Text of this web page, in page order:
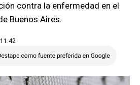
contra la enfermedad en el
Buenos Aires.
| 11.42